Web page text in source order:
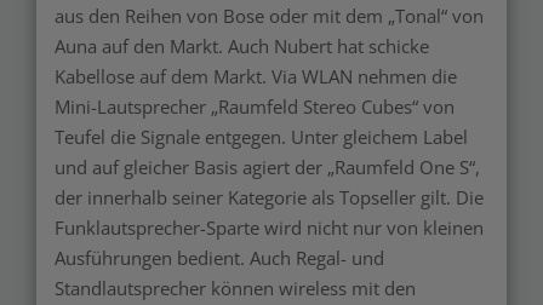
aus den Reihen von Bose oder mit dem „Tonal“ von
Auna auf den Markt. Auch Nubert hat schicke
Kabellose auf dem Markt. Via WLAN nehmen die
Mini-Lautsprecher „Raumfeld Stereo Cubes“ von
Teufel die Signale entgegen. Unter gleichem Label
und auf gleicher Basis agiert der „Raumfeld One S“,
der innerhalb seiner Kategorie als Topseller gilt. Die
Funklautsprecher-Sparte wird nicht nur von kleinen
Ausführungen bedient. Auch Regal- und
Standlautsprecher können wireless mit den